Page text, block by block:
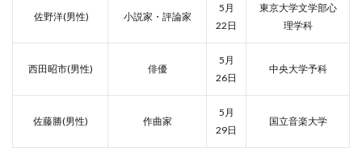
佐野洋(男性) 小説家・評論家
5月
22日
東京大学文学部心
理学科
西田昭市(男性) 俳優
5月
26日
中央大学予科
佐藤勝(男性) 作曲家
5月
29日
国立音楽大学